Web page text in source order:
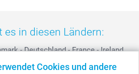
Cookies und andere
in diesen Ländern:
- Deutschland - France - Ireland
- Schweiz Suisse -